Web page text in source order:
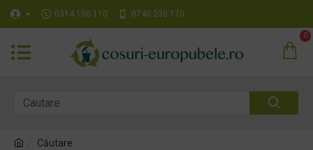
0314 100 110 0740 230 170
0
Căutare